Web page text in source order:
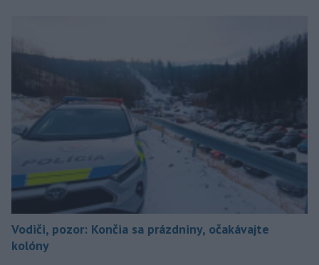
Vodiči, pozor: Končia sa prázdniny, očakávajte
kolóny